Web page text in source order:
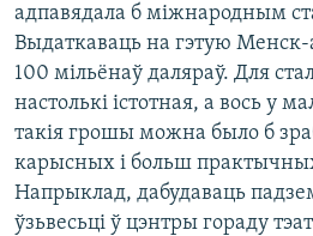
адпавядала б міжнародным
Выдаткаваць на гэтую Менск-
100 мільёнаў даляраў. Для
настолькі істотная, а вось у
такія грошы можна было б
карысных і больш
Напрыклад, дабудаваць
ўзьвесьці ў цэнтры гораду